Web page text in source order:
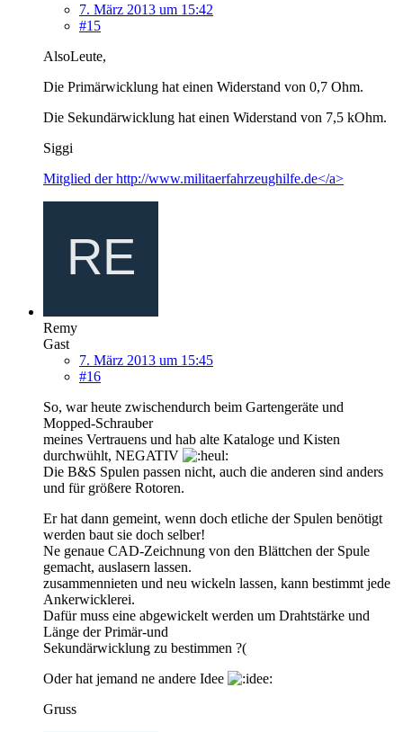
7. März 2013 um 15:42
#15
AlsoLeute,
Die Primärwicklung hat einen Widerstand von 0,7 Ohm.
Die Sekundärwicklung hat einen Widerstand von 7,5 kOhm.
Siggi
Mitglied derhttp://www.militaerfahrzeughilfe.de</a>
Remy
Gast
7. März 2013 um 15:45
#16
So, war heute zwischendurch beim Gartengeräte und
Mopped-Schrauber
meines Vertrauens und hab alte Kataloge und Kisten
durchwühlt, NEGATIV
Die B&S Spulen passen nicht, auch die anderen sind anders
und für größere Rotoren.
Er hat dann gemeint, wenn doch etliche der Spulen benötigt
werden baut sie doch selber!
Ne genaue CAD-Zeichnung von den Blättchen der Spule
gemacht, auslasern lassen.
zusammennieten und neu wickeln lassen, kann bestimmt jede
Ankerwicklerei.
Dafür muss eine abgewickelt werden um Drahtstärke und
Länge der Primär-und
Sekundärwicklung zu bestimmen ?(
Oder hat jemand ne andere Idee
Gruss